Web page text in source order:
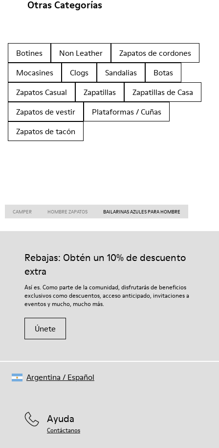
Otras Categorías
Botines Non Leather
Zapatos de cordones
Mocasines
Clogs Sandalias
Botas
Zapatos Casual
Zapatillas
Zapatillas de Casa
Zapatos de vestir
Plataformas / Cuñas
Zapatos de tacón
CAMPER HOMBRE ZAPATOS BAILARINAS AZULES PARA HOMBRE
Rebajas: Obtén un 10% de descuento
extra
Así es. Como parte de la comunidad, disfrutarás de beneficios
exclusivos como descuentos, acceso anticipado, invitaciones a
eventos y mucho, mucho más.
Únete
Ayuda
Contáctanos
Argentina / Español